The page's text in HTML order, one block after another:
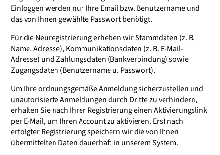
Einloggen werden nur Ihre Email bzw. Benutzername und
das von Ihnen gewählte Passwort benötigt.
Für die Neuregistrierung erheben wir Stammdaten (z. B.
Name, Adresse), Kommunikationsdaten (z. B. E-Mail-
Adresse) und Zahlungsdaten (Bankverbindung) sowie
Zugangsdaten (Benutzername u. Passwort).
Um Ihre ordnungsgemäße Anmeldung sicherzustellen und
unautorisierte Anmeldungen durch Dritte zu verhindern,
erhalten Sie nach Ihrer Registrierung einen Aktivierungslink
per E-Mail, um Ihren Account zu aktivieren. Erst nach
erfolgter Registrierung speichern wir die von Ihnen
übermittelten Daten dauerhaft in unserem System.